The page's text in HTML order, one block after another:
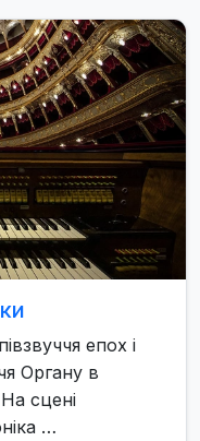
епох і
Органу в
сцені
…